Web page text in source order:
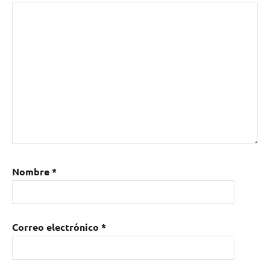
Nombre*
Correo electrónico *